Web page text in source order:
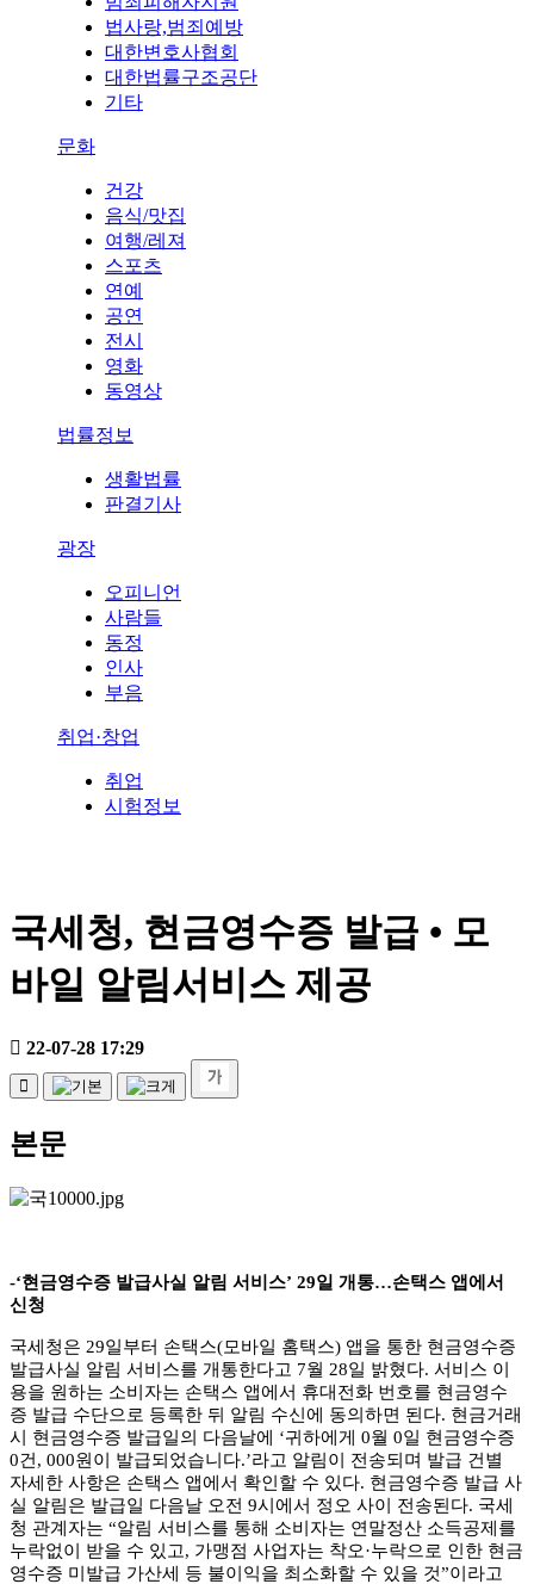
법사랑,범죄예방
대한변호사협회
대한법률구조공단
기타
문화
건강
음식/맛집
여행/레져
스포츠
연예
공연
전시
영화
동영상
법률정보
생활법률
판결기사
광장
오피니언
사람들
동정
인사
부음
취업·창업
취업
시험정보
국세청, 현금영수증 발급 • 모
바일 알림서비스 제공
22-07-28 17:29
본문
-‘현금영수증 발급사실 알림 서비스’ 29일 개통…손택스 앱에서
신청
국세청은 29일부터 손택스(모바일 홈택스) 앱을 통한 현금영수증
발급사실 알림 서비스를 개통한다고 7월 28일 밝혔다. 서비스 이
용을 원하는 소비자는 손택스 앱에서 휴대전화 번호를 현금영수
증 발급 수단으로 등록한 뒤 알림 수신에 동의하면 된다. 현금거래
시 현금영수증 발급일의 다음날에 ‘귀하에게 0월 0일 현금영수증
0건, 000원이 발급되었습니다.’라고 알림이 전송되며 발급 건별
자세한 사항은 손택스 앱에서 확인할 수 있다. 현금영수증 발급 사
실 알림은 발급일 다음날 오전 9시에서 정오 사이 전송된다. 국세
청 관계자는 “알림 서비스를 통해 소비자는 연말정산 소득공제를
누락없이 받을 수 있고, 가맹점 사업자는 착오·누락으로 인한 현금
영수증 미발급 가산세 등 불이익을 최소화할 수 있을 것”이라고